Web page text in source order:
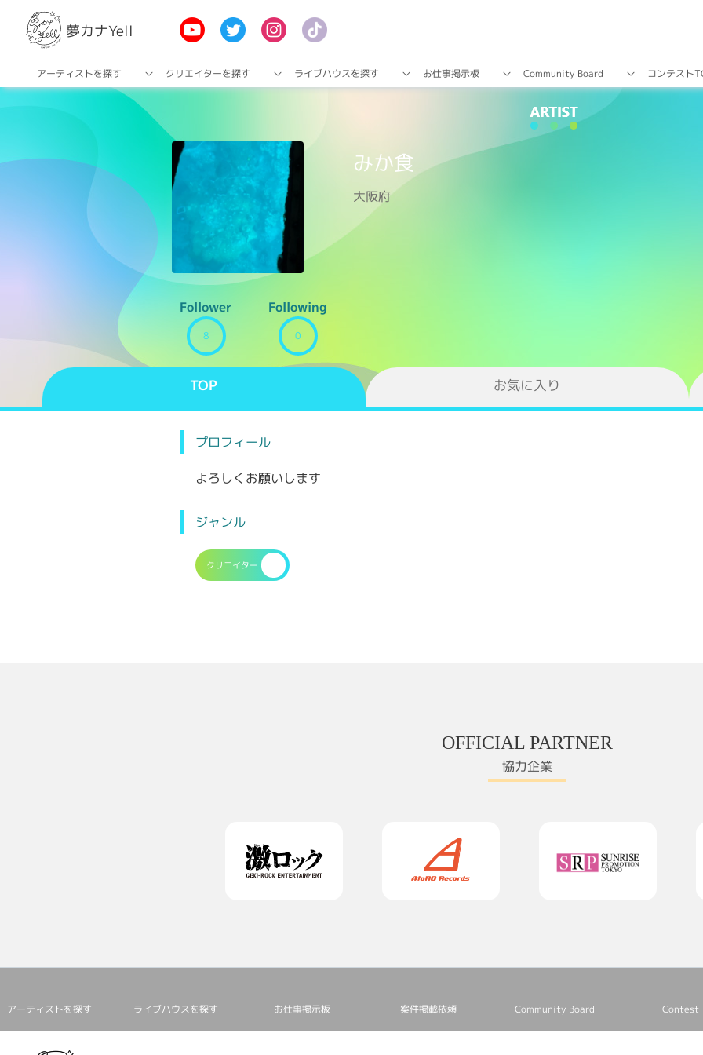
夢カナYell
アーティストを探す クリエイターを探す ライブハウスを探す お仕事掲⽰板 Community Board コンテスト
みか食
大阪府
Follower
8
Following
0
TOP お気に入り
プロフィール
よろしくお願いします
ジャンル
クリエイター
OFFICIAL PARTNER
協力企業
アーティストを探す ライブハウスを探す お仕事掲⽰板 案件掲載依頼 Community Board Contest